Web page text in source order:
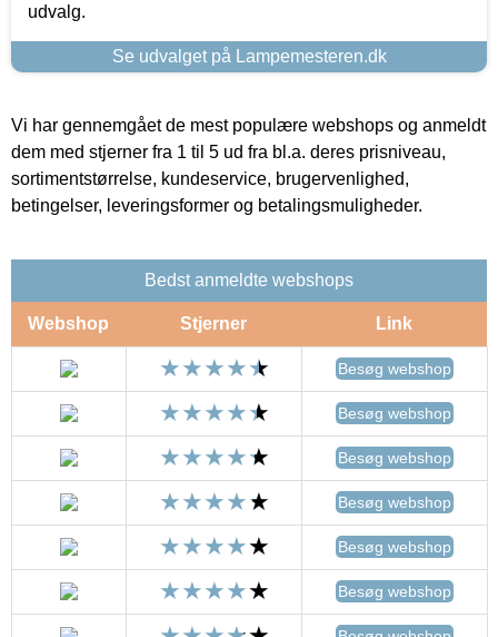
udvalg.
Se udvalget på Lampemesteren.dk
Vi har gennemgået de mest populære webshops og anmeldt
dem med stjerner fra 1 til 5 ud fra bl.a. deres prisniveau,
sortimentstørrelse, kundeservice, brugervenlighed,
betingelser, leveringsformer og betalingsmuligheder.
Bedst anmeldte webshops
Webshop Stjerner Link
Besøg webshop
Besøg webshop
Besøg webshop
Besøg webshop
Besøg webshop
Besøg webshop